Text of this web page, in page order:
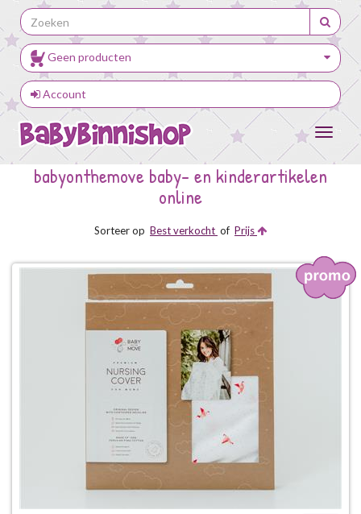
Geen producten
Account
Toggle
babyonthemove baby- en kinderartikelen
online
Sorteer op Best verkocht of Prijs